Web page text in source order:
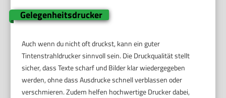
Gelegenheitsdrucker
Auch wenn du nicht oft druckst, kann ein guter
Tintenstrahldrucker sinnvoll sein. Die Druckqualität stellt
sicher, dass Texte scharf und Bilder klar wiedergegeben
werden, ohne dass Ausdrucke schnell verblassen oder
verschmieren. Zudem helfen hochwertige Drucker dabei,